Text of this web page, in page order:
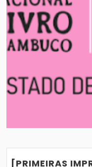
DE
[PRIMEIRAS